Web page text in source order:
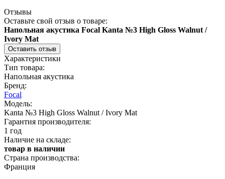
Отзывы
Оставьте свой отзыв о товаре:
Напольная акустика Focal Kanta №3 High Gloss Walnut /
Ivory Mat
Оставить отзыв
Характеристики
Тип товара:
Напольная акустика
Бренд:
Focal
Модель:
Kanta №3 High Gloss Walnut / Ivory Mat
Гарантия производителя:
1 год
Наличие на складе:
товар в наличии
Страна производства:
Франция